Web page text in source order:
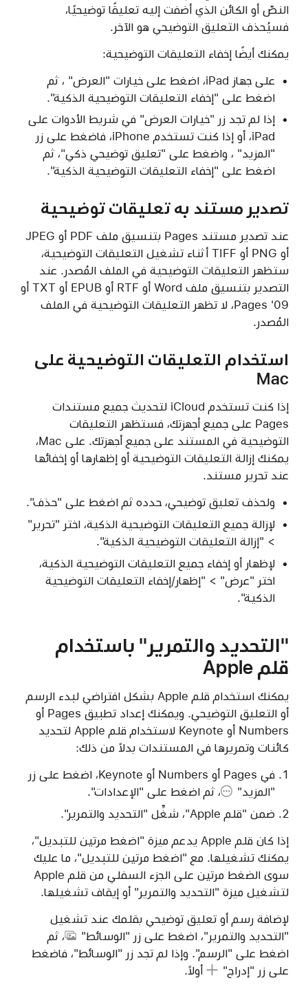
النصّ أو الكائن الذي أضفت إليه تعليقًا توضيحيًا،
فسيُحذف التعليق التوضيحي هو الآخر.
يمكنك أيضًا إخفاء التعليقات التوضيحية:
على جهاز iPad، اضغط على خيارات "العرض" ، ثم
اضغط على "إخفاء التعليقات التوضيحية الذكية".
إذا لم تجد زر "خيارات العرض" في شريط الأدوات على
iPad، أو إذا كنت تستخدم iPhone، فاضغط على زر
"المزيد" ، واضغط على "تعليق توضيحي ذكي"، ثم
اضغط على "إخفاء التعليقات التوضيحية الذكية".
تصدير مستند به تعليقات توضيحية
عند تصدير مستند Pages بتنسيق ملف PDF أو JPEG
أو PNG أو TIFF أثناء تشغيل التعليقات التوضيحية،
ستظهر التعليقات التوضيحية في الملف المُصدر. عند
التصدير بتنسيق ملف Word أو RTF أو EPUB أو TXT أو
Pages '09، لا تظهر التعليقات التوضيحية في الملف
المُصدر.
استخدام التعليقات التوضيحية على
Mac
إذا كنت تستخدم iCloud لتحديث جميع مستندات
Pages على جميع أجهزتك، فستظهر التعليقات
التوضيحية في المستند على جميع أجهزتك. على Mac،
يمكنك إزالة التعليقات التوضيحية أو إظهارها أو إخفائها
عند تحرير مستند.
ولحذف تعليق توضيحي، حدده ثم اضغط على "حذف".
لإزالة جميع التعليقات التوضيحية الذكية، اختر "تحرير"
> "إزالة التعليقات التوضيحية الذكية".
لإظهار أو إخفاء جميع التعليقات التوضيحية الذكية،
اختر "عرض" > "إظهار/إخفاء التعليقات التوضيحية
الذكية".
"التحديد والتمرير" باستخدام
قلم Apple
يمكنك استخدام قلم Apple بشكل افتراضي لبدء الرسم
أو التعليق التوضيحي. ويمكنك إعداد تطبيق Pages أو
Numbers أو Keynote لاستخدام قلم Apple لتحديد
كائنات وتمريرها في المستندات بدلاً من ذلك:
في Pages أو Numbers أو Keynote، اضغط على
زر
"المزيد"
، ثم اضغط على "الإعدادات".
ضمن "قلم Apple"، شغِّل "التحديد والتمرير".
إذا كان قلم Apple يدعم ميزة "اضغط مرتين للتبديل"،
يمكنك تشغيلها. مع "اضغط مرتين للتبديل"، ما عليك
سوى الضغط مرتين على الجزء السفلي من قلم Apple
لتشغيل ميزة "التحديد والتمرير" أو إيقاف تشغيلها.
لإضافة رسم أو تعليق توضيحي بقلمك عند تشغيل
"التحديد والتمرير"، اضغط على زر "الوسائط"
، ثم
اضغط على "الرسم". وإذا لم تجد زر "الوسائط"، فاضغط
على زر "إدراج"
أولاً.